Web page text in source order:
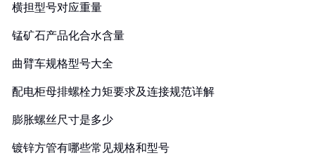
横担型号对应重量
锰矿石产品化合水含量
曲臂车规格型号大全
配电柜母排螺栓力矩要求及连接规范详解
膨胀螺丝尺寸是多少
镀锌方管有哪些常见规格和型号